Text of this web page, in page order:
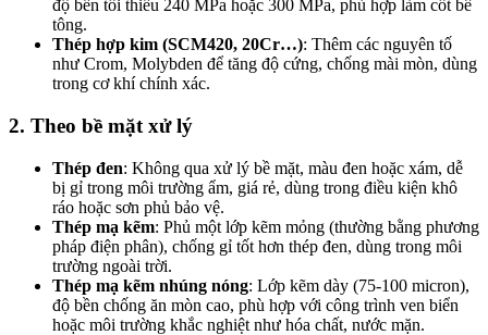
độ bền tối thiểu 240 MPa hoặc 300 MPa, phù hợp làm cốt bê
tông.
Thép hợp kim (SCM420, 20Cr…): Thêm các nguyên tố
như Crom, Molybden để tăng độ cứng, chống mài mòn, dùng
trong cơ khí chính xác.
2. Theo bề mặt xử lý
Thép đen: Không qua xử lý bề mặt, màu đen hoặc xám, dễ
bị gỉ trong môi trường ẩm, giá rẻ, dùng trong điều kiện khô
ráo hoặc sơn phủ bảo vệ.
Thép mạ kẽm: Phủ một lớp kẽm mỏng (thường bằng phương
pháp điện phân), chống gỉ tốt hơn thép đen, dùng trong môi
trường ngoài trời.
Thép mạ kẽm nhúng nóng: Lớp kẽm dày (75-100 micron),
độ bền chống ăn mòn cao, phù hợp với công trình ven biển
hoặc môi trường khắc nghiệt như hóa chất, nước mặn.